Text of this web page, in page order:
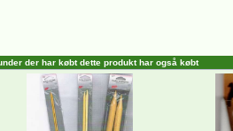
der har købt dette produkt har også købt